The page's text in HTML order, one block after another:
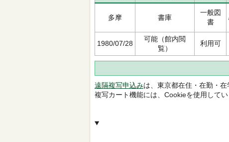
多摩 書庫
一般図
書
1980/07/28
可能（館内閲
覧）
利用可
遠隔複写申込みは、東京都在住・在勤・在
複写カート機能には、Cookieを使用して